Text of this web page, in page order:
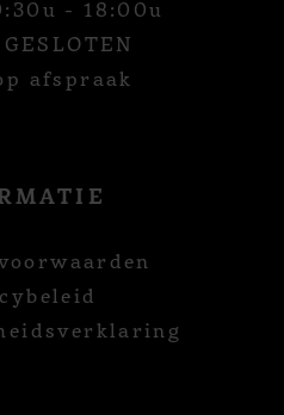
- 18:00u
afspraak